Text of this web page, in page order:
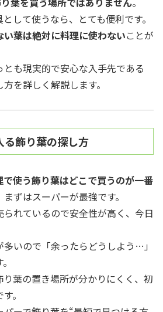
して使うなら、とても便利です。
い葉は絶対に料理に使わないことが
も現実的で安心な入手先である
を詳しく解説します。
る飾り葉の探し方
で使う飾り葉はどこで買うのが一番
ずはスーパーが最強です。
れているので安全性が高く、今日
いので「余ったらどうしよう…」
葉の置き場所が分かりにくく、初
。